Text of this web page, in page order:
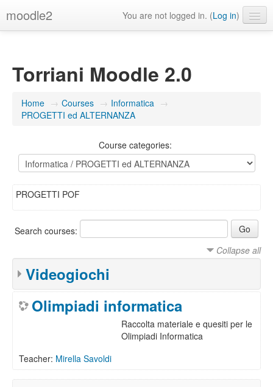
moodle2 You are not logged in. (Log in)
Torriani Moodle 2.0
Home → Courses → Informatica →
PROGETTI ed ALTERNANZA
Course categories:
PROGETTI POF
Search courses:
Collapse all
Videogiochi
Olimpiadi informatica
Raccolta materiale e quesiti per le
Olimpiadi Informatica
Teacher: Mirella Savoldi